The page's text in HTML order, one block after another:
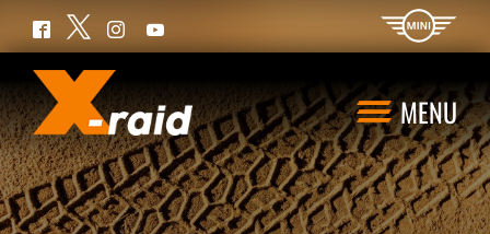
MENU
Facebook
Twitter InstagramYouTube